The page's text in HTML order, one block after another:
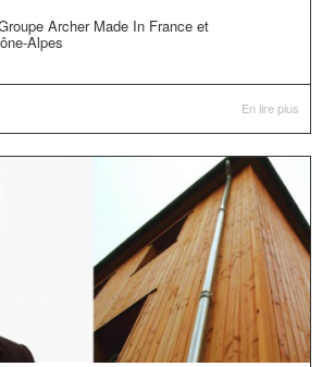
Archer Made In France et
Alpes
En lire plus